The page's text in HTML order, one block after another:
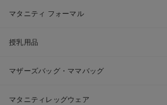
マタニティ フォーマル
授乳用品
マザーズバッグ・ママバッグ
マタニティレッグウェア